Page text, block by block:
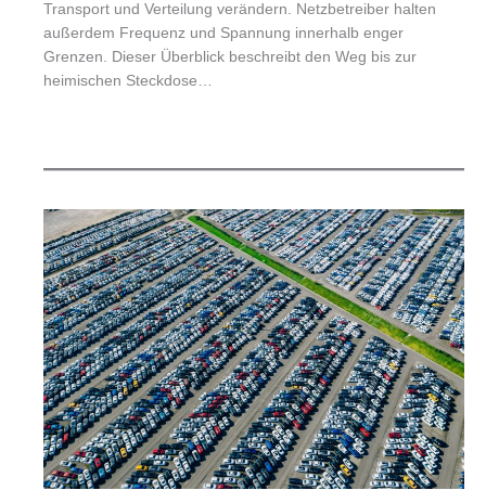
Transport und Verteilung verändern. Netzbetreiber halten
außerdem Frequenz und Spannung innerhalb enger
Grenzen. Dieser Überblick beschreibt den Weg bis zur
heimischen Steckdose…